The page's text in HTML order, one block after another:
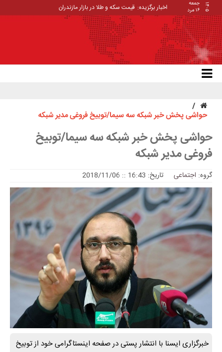
۱۴۰۵
جمعه
۱۶ مرد
اخبار برگزیده: قیمت سکه و طلا در بازار مازندران
حواشی پخش خبر شبکه سه سیما/توبیخ فروغی مدیر شبکه
حواشی پخش خبر شبکه سه سیما/توبیخ
فروغی مدیر شبکه
گروه: اجتماعی تاریخ: 16:43 :: 2018/11/06
خبرگزاری ایسنا با انتشار پستی در صفحه اینستاگرامی خود از توبیخ